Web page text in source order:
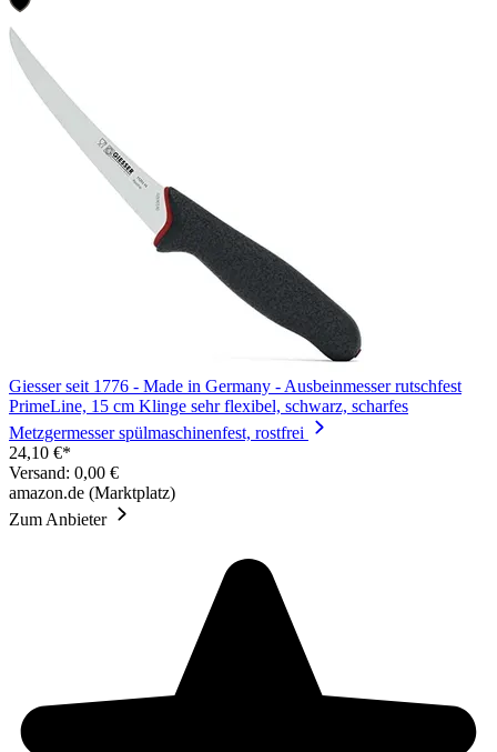
Giesser seit 1776 - Made in Germany - Ausbeinmesser rutschfest
PrimeLine, 15 cm Klinge sehr flexibel, schwarz, scharfes
Metzgermesser spülmaschinenfest, rostfrei
24,10 €*
Versand: 0,00 €
amazon.de (Marktplatz)
Zum Anbieter